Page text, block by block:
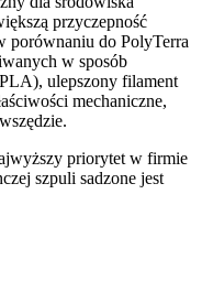
przyczepność
porównaniu do PolyTerra
w sposób
ulepszony filament
mechaniczne,
priorytet w firmie
szpuli sadzone jest